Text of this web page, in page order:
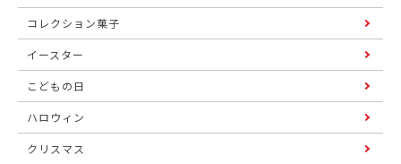
コレクション菓子
イースター
こどもの日
ハロウィン
クリスマス